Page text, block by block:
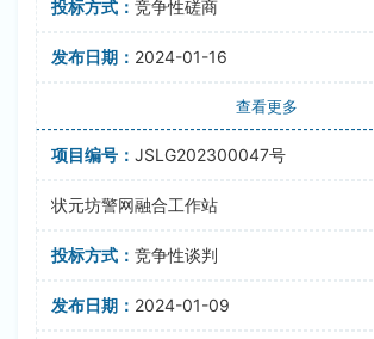
竞争性磋商
2024-01-16
查看更多
JSLG202300047号
状元坊警网融合工作站
竞争性谈判
2024-01-09